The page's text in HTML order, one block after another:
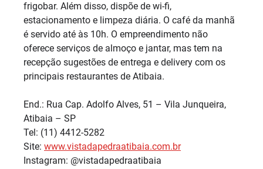
frigobar. Além disso, dispõe de wi-fi,
estacionamento e limpeza diária. O café da manhã
é servido até às 10h. O empreendimento não
oferece serviços de almoço e jantar, mas tem na
recepção sugestões de entrega e delivery com os
principais restaurantes de Atibaia.
End.: Rua Cap. Adolfo Alves, 51 – Vila Junqueira,
Atibaia – SP
Tel: (11) 4412-5282
Site: www.vistadapedraatibaia.com.br
Instagram: @vistadapedraatibaia